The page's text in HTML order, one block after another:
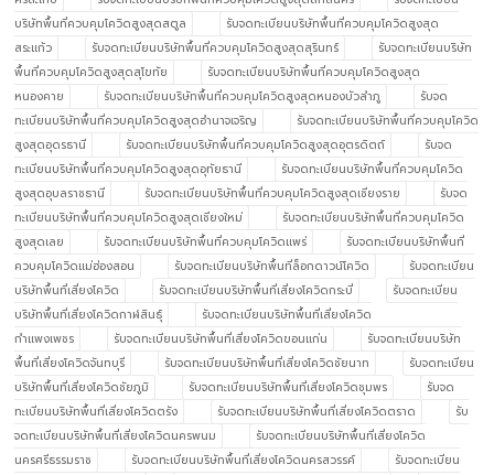
บริษัทพื้นที่ควบคุมโควิดสูงสุดสตูล
รับจดทะเบียนบริษัทพื้นที่ควบคุมโควิดสูงสุด
สระแก้ว
รับจดทะเบียนบริษัทพื้นที่ควบคุมโควิดสูงสุดสุรินทร์
รับจดทะเบียนบริษัท
พื้นที่ควบคุมโควิดสูงสุดสุโขทัย
รับจดทะเบียนบริษัทพื้นที่ควบคุมโควิดสูงสุด
หนองคาย
รับจดทะเบียนบริษัทพื้นที่ควบคุมโควิดสูงสุดหนองบัวลำภู
รับจด
ทะเบียนบริษัทพื้นที่ควบคุมโควิดสูงสุดอำนาจเจริญ
รับจดทะเบียนบริษัทพื้นที่ควบคุมโควิด
สูงสุดอุดรธานี
รับจดทะเบียนบริษัทพื้นที่ควบคุมโควิดสูงสุดอุตรดิตถ์
รับจด
ทะเบียนบริษัทพื้นที่ควบคุมโควิดสูงสุดอุทัยธานี
รับจดทะเบียนบริษัทพื้นที่ควบคุมโควิด
สูงสุดอุบลราชธานี
รับจดทะเบียนบริษัทพื้นที่ควบคุมโควิดสูงสุดเชียงราย
รับจด
ทะเบียนบริษัทพื้นที่ควบคุมโควิดสูงสุดเชียงใหม่
รับจดทะเบียนบริษัทพื้นที่ควบคุมโควิด
สูงสุดเลย
รับจดทะเบียนบริษัทพื้นที่ควบคุมโควิดแพร่
รับจดทะเบียนบริษัทพื้นที่
ควบคุมโควิดแม่ฮ่องสอน
รับจดทะเบียนบริษัทพื้นที่ล็อกดาวน์โควิด
รับจดทะเบียน
บริษัทพื้นที่เสี่ยงโควิด
รับจดทะเบียนบริษัทพื้นที่เสี่ยงโควิดกระบี่
รับจดทะเบียน
บริษัทพื้นที่เสี่ยงโควิดกาฬสินธุ์
รับจดทะเบียนบริษัทพื้นที่เสี่ยงโควิด
กำแพงเพชร
รับจดทะเบียนบริษัทพื้นที่เสี่ยงโควิดขอนแก่น
รับจดทะเบียนบริษัท
พื้นที่เสี่ยงโควิดจันทบุรี
รับจดทะเบียนบริษัทพื้นที่เสี่ยงโควิดชัยนาท
รับจดทะเบียน
บริษัทพื้นที่เสี่ยงโควิดชัยภูมิ
รับจดทะเบียนบริษัทพื้นที่เสี่ยงโควิดชุมพร
รับจด
ทะเบียนบริษัทพื้นที่เสี่ยงโควิดตรัง
รับจดทะเบียนบริษัทพื้นที่เสี่ยงโควิดตราด
รับ
จดทะเบียนบริษัทพื้นที่เสี่ยงโควิดนครพนม
รับจดทะเบียนบริษัทพื้นที่เสี่ยงโควิด
นครศรีธรรมราช
รับจดทะเบียนบริษัทพื้นที่เสี่ยงโควิดนครสวรรค์
รับจดทะเบียน